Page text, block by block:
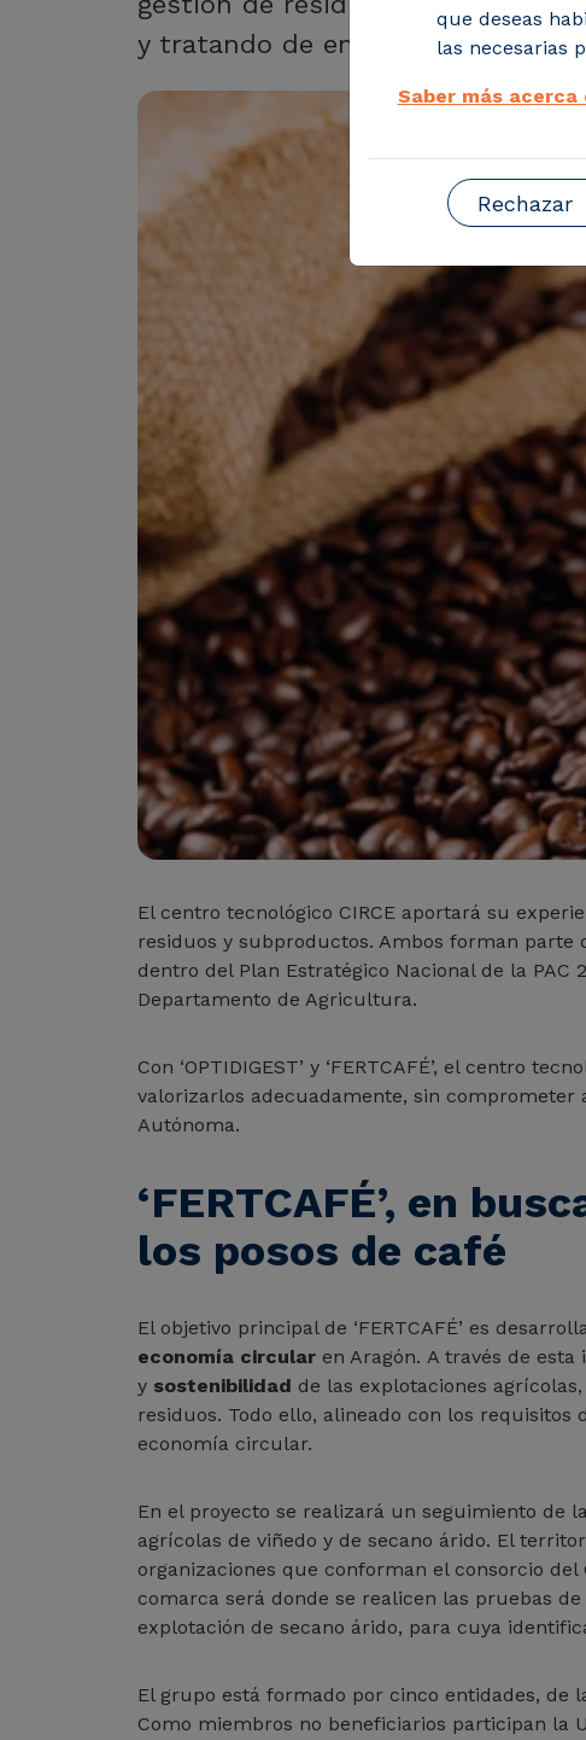
y tratando de encontrar la
El centro tecnológico CIRCE aportará su
residuos y subproductos. Ambos forman parte
dentro del Plan Estratégico Nacional de la PAC
Departamento de Agricultura.
Con ‘OPTIDIGEST’ y ‘FERTCAFÉ’, el centro
valorizarlos adecuadamente, sin
Autónoma.
‘FERTCAFÉ’, en
los posos de café
El objetivo principal de ‘FERTCAFÉ’ es
economía circular en Aragón. A través de
y sostenibilidad de las explotaciones
residuos. Todo ello, alineado con los requisitos
economía circular.
En el proyecto se realizará un seguimiento de
agrícolas de viñedo y de secano árido. El
organizaciones que conforman el consorcio del
comarca será donde se realicen las pruebas
explotación de secano árido, para cuya
El grupo está formado por cinco entidades, de
Como miembros no beneficiarios participan la
que deseas
las necesarias
Saber más acerca
Rechazar